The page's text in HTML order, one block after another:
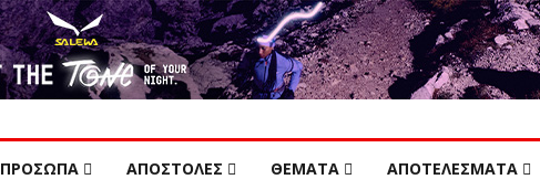
ΠΡΟΣΩΠΑ ΑΠΟΣΤΟΛΕΣ ΘΕΜΑΤΑ ΑΠΟΤΕΛΕΣΜΑΤΑ